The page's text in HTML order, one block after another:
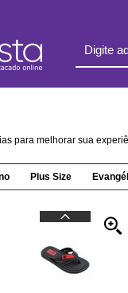
para melhorar sua
Plus Size